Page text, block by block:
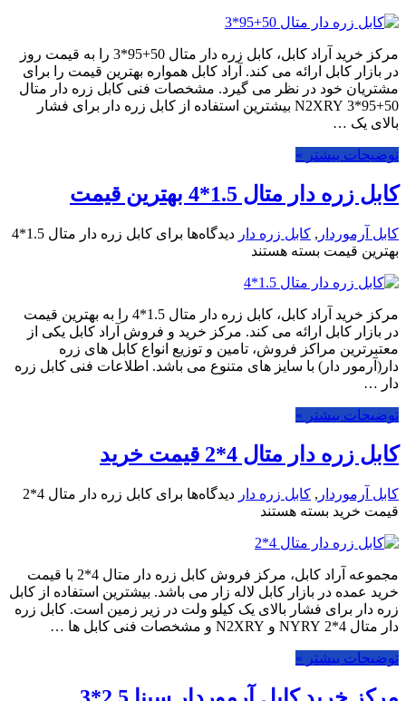
مرکز خرید آراد کابل، کابل زره دار متال 50+95*3 را به قیمت روز
در بازار کابل ارائه می کند. آراد کابل همواره بهترین قیمت را برای
مشتریان خود در نظر می گیرد. مشخصات فنی کابل زره دار متال
50+95*3 N2XRY بیشترین استفاده از کابل زره دار برای فشار
بالای یک …
توضیحات بیشتر »
کابل زره دار متال 1.5*4 بهترین قیمت
کابل آرموردار , کابل زره دار دیدگاه‌ها
برای کابل زره دار متال 1.5*4
بهترین قیمت بسته هستند
مرکز خرید آراد کابل، کابل زره دار متال 1.5*4 را به بهترین قیمت
در بازار کابل ارائه می کند. مرکز خرید و فروش آراد کابل یکی از
معتبرترین مراکز فروش، تامین و توزیع انواع کابل های زره
دار(آرمور دار) با سایز های متنوع می باشد. اطلاعات فنی کابل زره
دار …
توضیحات بیشتر »
کابل زره دار متال 4*2 قیمت خرید
کابل آرموردار , کابل زره دار دیدگاه‌ها
برای کابل زره دار متال 4*2
قیمت خرید بسته هستند
مجموعه آراد کابل، مرکز فروش کابل زره دار متال 4*2 با قیمت
خرید عمده در بازار کابل لاله زار می باشد. بیشترین استفاده از کابل
زره دار برای فشار بالای یک کیلو ولت در زیر زمین است. کابل زره
دار متال 4*2 NYRY و N2XRY و مشخصات فنی کابل ها …
توضیحات بیشتر »